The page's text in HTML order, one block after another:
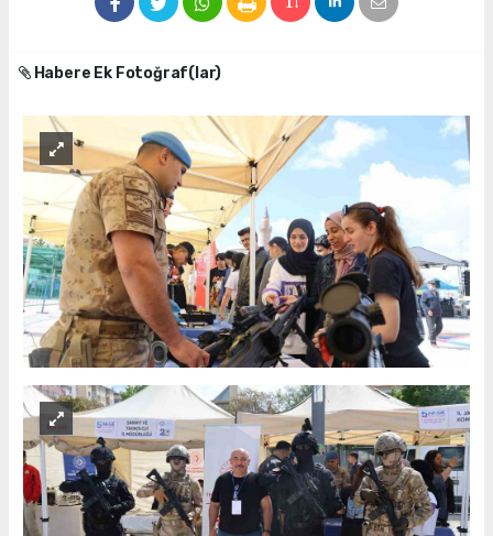
Habere Ek Fotoğraf(lar)